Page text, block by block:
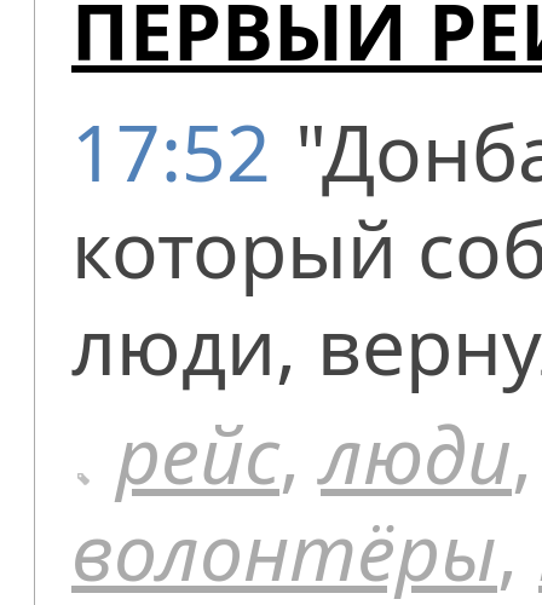
ПЕРВЫЙ
17:52
который
люди,
рейс,люди
волонтёры,